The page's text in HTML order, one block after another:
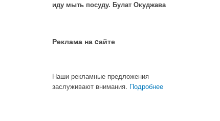
иду мыть посуду. Булат Окуджава
Реклама на cайте
Наши рекламные предложения
заслуживают внимания. Подробнее